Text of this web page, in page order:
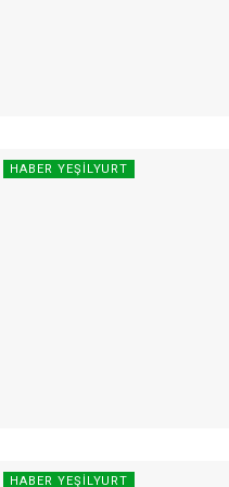
HABER YEŞILYURT
HABER YEŞILYURT